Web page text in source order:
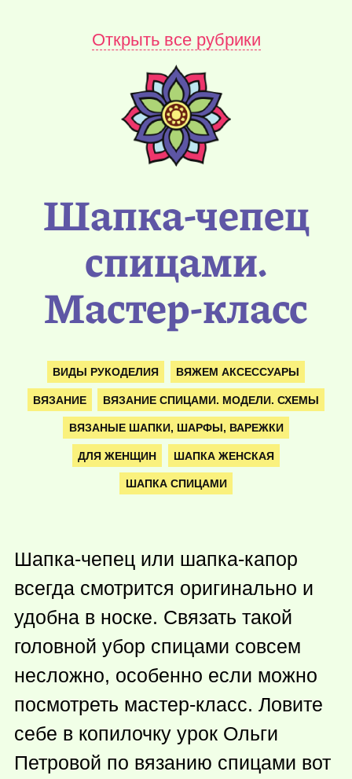
Открыть все рубрики
Шапка-чепец
спицами.
Мастер-класс
ВИДЫ РУКОДЕЛИЯ ВЯЖЕМ АКСЕССУАРЫ
ВЯЗАНИЕ ВЯЗАНИЕ СПИЦАМИ. МОДЕЛИ. СХЕМЫ
ВЯЗАНЫЕ ШАПКИ, ШАРФЫ, ВАРЕЖКИ
ДЛЯ ЖЕНЩИН ШАПКА ЖЕНСКАЯ
ШАПКА СПИЦАМИ
Шапка-чепец или шапка-капор
всегда смотрится оригинально и
удобна в носке. Связать такой
головной убор спицами совсем
несложно, особенно если можно
посмотреть мастер-класс. Ловите
себе в копилочку урок Ольги
Петровой по вязанию спицами вот